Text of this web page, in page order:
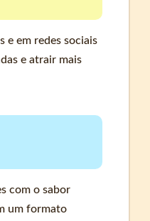
e em redes sociais
e atrair mais
com o sabor
um formato